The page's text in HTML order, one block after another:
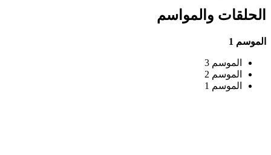
الحلقات والمواسم
الموسم 1
الموسم 3
الموسم 2
الموسم 1